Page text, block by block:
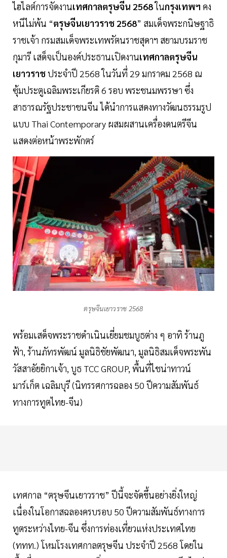
ไฮไลต์การจัดงานเทศกาลตรุษจีน 2568ในกรุงเทพฯ คง
หนีไม่พ้น “ตรุษจีนเยาวราช 2568” สมเด็จพระกนิษฐาธิ
ราชเจ้า กรมสมเด็จพระเทพรัตนราชสุดาฯ สยามบรมราช
กุมารี เสด็จเป็นองค์ประธานเปิดงานเทศกาลตรุษจีน
เยาวราชประจำปี 2568 ในวันที่ 29 มกราคม 2568 ณ
ซุ้มประตูเฉลิมพระเกียรติ 6 รอบ พระชนมพรรษา ซึ่ง
สาธารณรัฐประชาชนจีน ได้นำการแสดงทางวัฒนธรรมรูป
แบบ Thai Contemporary ผสมผสานเครื่องดนตรีจีน
แสดงต่อหน้าพระพักตร์
ตรุษจีนเยาวราช 2568
พร้อมเสด็จพระราชดำเนินเยี่ยมชมบูธต่าง ๆ อาทิ ร้านภู
ฟ้า, ร้านภัทรพัฒน์ มูลนิธิชัยพัฒนา, มูลนิธิสมเด็จพระพัน
วัสสาอัยยิกาเจ้า, บูธ TCC GROUP, พื้นที่ไชน่าทาวน์
มาร์เก็ต เฉลิมบุรี (นิทรรศการฉลอง 50 ปีความสัมพันธ์
ทางการทูตไทย-จีน)
เทศกาล “ตรุษจีนเยาวราช” ปีนี้จะจัดขึ้นอย่างยิ่งใหญ่
เนื่องในโอกาสฉลองครบรอบ 50 ปีความสัมพันธ์ทางการ
ทูตระหว่างไทย-จีน ซึ่งการท่องเที่ยวแห่งประเทศไทย
(ททท.) โหมโรงเทศกาลตรุษจีน ประจำปี 2568 โดยใน